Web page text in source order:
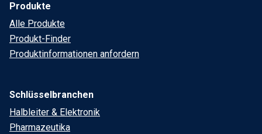
Produkte
Alle Produkte
Produkt-Finder
Produktinformationen anfordern
Schlüsselbranchen
Halbleiter & Elektronik
Pharmazeutika